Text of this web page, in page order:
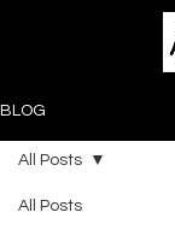
BLOG
All Posts
All Posts